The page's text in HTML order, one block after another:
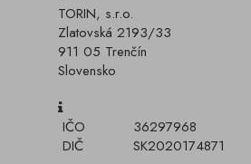
TORIN, s.r.o.
Zlatovská 2193/33
911 05 Trenčín
Slovensko
IČO
36297968
DIČ
SK2020174871